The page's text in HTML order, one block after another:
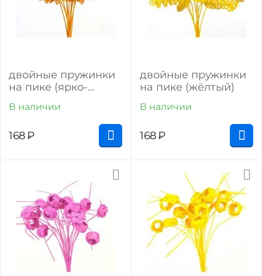
двойные пружинки
на пике (ярко-
В наличии
168₽
двойные пружинки
на пике (жёлтый)
В наличии
168₽